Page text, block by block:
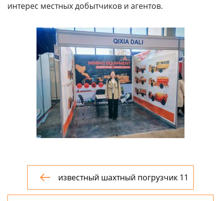
интерес местных добытчиков и агентов.
 известный шахтный погрузчик 11